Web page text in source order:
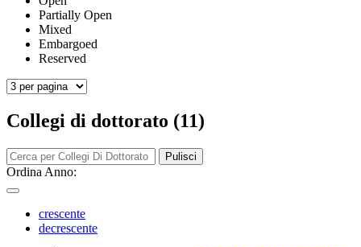
Partially Open
Mixed
Embargoed
Reserved
Collegi di dottorato (11)
Pulisci
Ordina Anno:
crescente
decrescente